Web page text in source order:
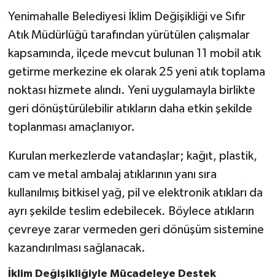
Yenimahalle Belediyesi İklim Değişikliği ve Sıfır
Atık Müdürlüğü tarafından yürütülen çalışmalar
kapsamında, ilçede mevcut bulunan 11 mobil atık
getirme merkezine ek olarak 25 yeni atık toplama
noktası hizmete alındı. Yeni uygulamayla birlikte
geri dönüştürülebilir atıkların daha etkin şekilde
toplanması amaçlanıyor.
Kurulan merkezlerde vatandaşlar; kağıt, plastik,
cam ve metal ambalaj atıklarının yanı sıra
kullanılmış bitkisel yağ, pil ve elektronik atıkları da
ayrı şekilde teslim edebilecek. Böylece atıkların
çevreye zarar vermeden geri dönüşüm sistemine
kazandırılması sağlanacak.
İklim Değişikliğiyle Mücadeleye Destek
Siyaset
Sokak Hayvanlarını Sahiplendirme
Spor
Yaşam